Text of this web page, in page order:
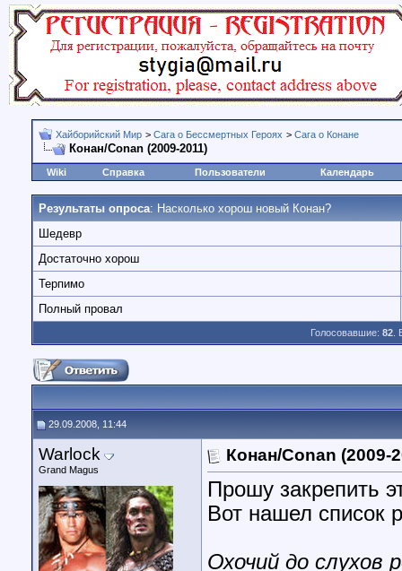
Хайборийский Мир > Сага о Бессмертных Героях > Сага о Конане
Конан/Conan (2009-2011)
Wiki Справка Пользователи Календарь
Результаты опроса: Насколько хорош новый Конан?
Шедевр
Достаточно хорош
Терпимо
Полный провал
Голосовавшие: 82.
29.09.2008, 11:44
Warlock
Grand Magus
Конан/Conan (2009-
Прошу закрепить
Вот нашел список
Охочий до слухов